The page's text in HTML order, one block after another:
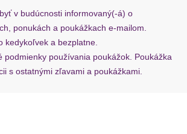
v budúcnosti informovaný(-á) o
ponukách a poukážkach e-mailom.
kedykoľvek a bezplatne.
podmienky používania poukážok. Poukážka
s ostatnými zľavami a poukážkami.